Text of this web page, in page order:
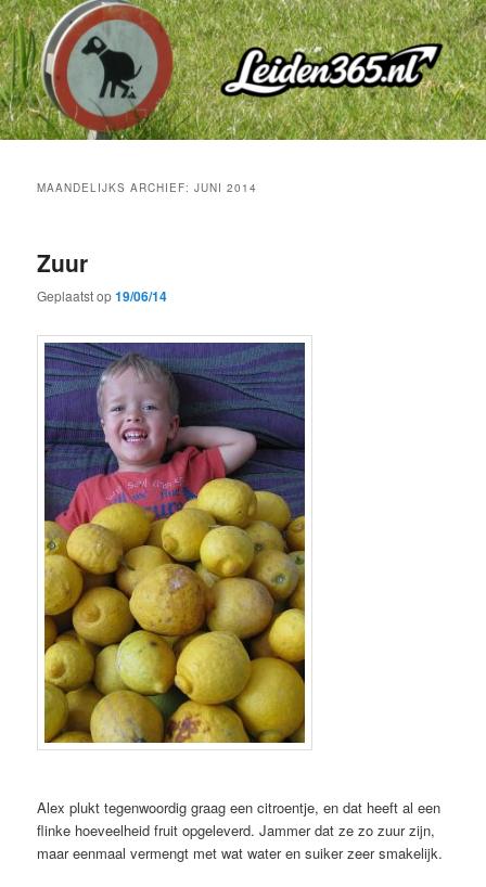
Spring
naar
de
primaire
inhoud
Spring
naar
de
secundaire
inhoud
MAANDELIJKS ARCHIEF:JUNI 2014
Zuur
Geplaatst op19/06/14
Alex plukt tegenwoordig graag een citroentje, en dat heeft al een
flinke hoeveelheid fruit opgeleverd. Jammer dat ze zo zuur zijn,
maar eenmaal vermengt met wat water en suiker zeer smakelijk.